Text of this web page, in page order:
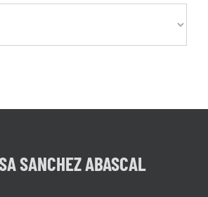
SANCHEZ ABASCAL